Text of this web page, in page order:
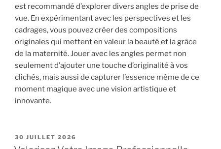
est recommandé d’explorer divers angles de prise de
vue. En expérimentant avec les perspectives et les
cadrages, vous pouvez créer des compositions
originales qui mettent en valeur la beauté et la grâce
de la maternité. Jouer avec les angles permet non
seulement d’ajouter une touche d’originalité à vos
clichés, mais aussi de capturer l’essence même de ce
moment magique avec une vision artistique et
innovante.
PUBLIÉ
LE
30 JUILLET 2026